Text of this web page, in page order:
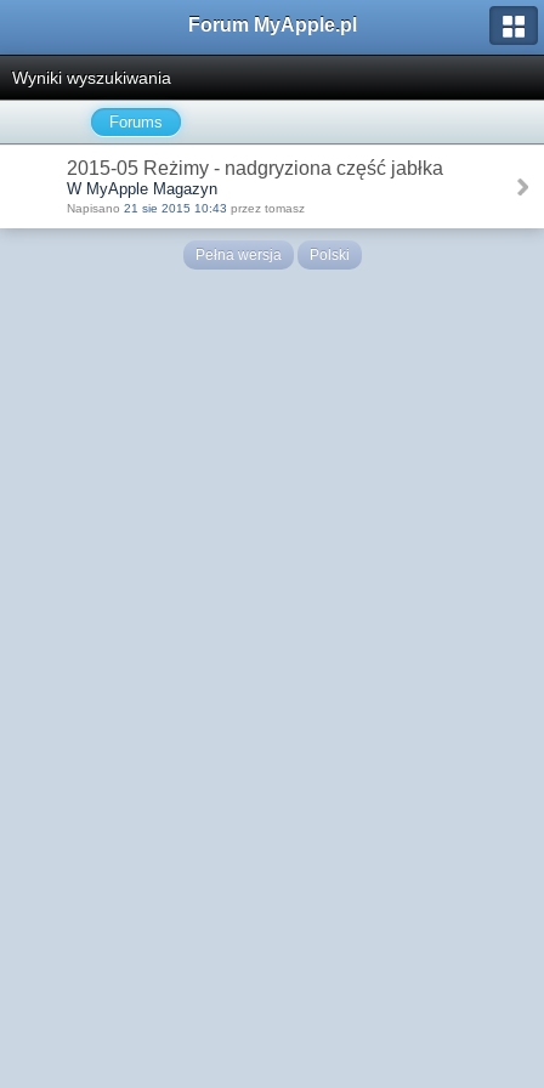
Forum MyApple.pl
Wyniki wyszukiwania
Forums
2015-05 Reżimy - nadgryziona część jabłka
W MyApple Magazyn
Napisano 21 sie 2015 10:43 przez tomasz
Pełna wersja Polski